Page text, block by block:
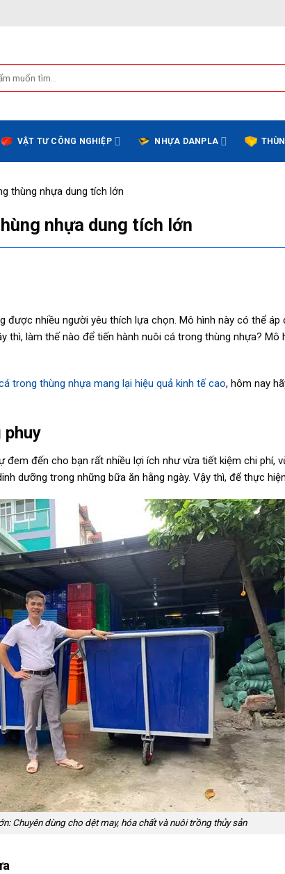
VẬT TƯ CÔNG NGHIỆP NHỰA DANPLA
thùng nhựa dung tích lớn
nhựa dung tích lớn
được nhiều người yêu thích lựa chọn. Mô hình này có thể áp
thì, làm thế nào để tiến hành nuôi cá trong thùng nhựa? Mô
trong thùng nhựa mang lại hiệu quả kinh tế cao, hôm nay
phuy
đem đến cho bạn rất nhiều lợi ích như vừa tiết kiệm chi phí,
dưỡng trong những bữa ăn hằng ngày. Vậy thì, để thực
Chuyên dùng cho dệt may, hóa chất và nuôi trồng thủy sản